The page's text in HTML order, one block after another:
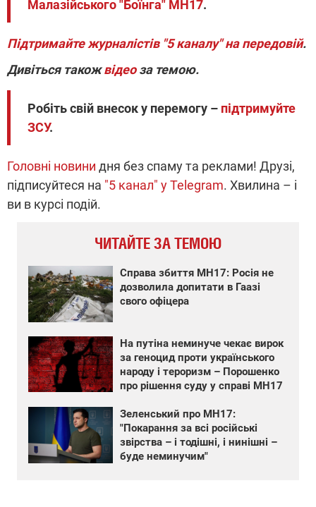
Малазійського "Боїнга" МН17.
Підтримайте журналістів "5 каналу" на передовій.
Дивіться такожвідеоза темою.
Робіть свій внесок у перемогу – підтримуйте
ЗСУ.
Головні новини дня без спаму та реклами! Друзі,
підписуйтеся на "5 канал" у Telegram. Хвилина – і
ви в курсі подій.
ЧИТАЙТЕ ЗА ТЕМОЮ
Справа збиття MH17: Росія не
дозволила допитати в Гаазі
свого офіцера
На путіна неминуче чекає вирок
за геноцид проти українського
народу і тероризм – Порошенко
про рішення суду у справі MH17
Зеленський про MH17:
"Покарання за всі російські
звірства – і тодішні, і нинішні –
буде неминучим"